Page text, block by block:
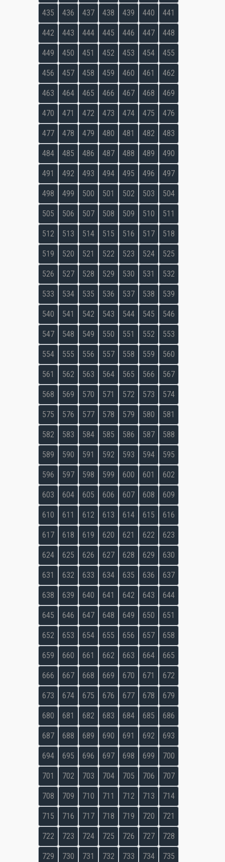
435 436 437 438 439 440 441
442 443 444 445 446 447 448
449 450 451 452 453 454 455
456 457 458 459 460 461 462
463 464 465 466 467 468 469
470 471 472 473 474 475 476
477 478 479 480 481 482 483
484 485 486 487 488 489 490
491 492 493 494 495 496 497
498 499 500 501 502 503 504
505 506 507 508 509 510 511
512 513 514 515 516 517 518
519 520 521 522 523 524 525
526 527 528 529 530 531 532
533 534 535 536 537 538 539
540 541 542 543 544 545 546
547 548 549 550 551 552 553
554 555 556 557 558 559 560
561 562 563 564 565 566 567
568 569 570 571 572 573 574
575 576 577 578 579 580 581
582 583 584 585 586 587 588
589 590 591 592 593 594 595
596 597 598 599 600 601 602
603 604 605 606 607 608 609
610 611 612 613 614 615 616
617 618 619 620 621 622 623
624 625 626 627 628 629 630
631 632 633 634 635 636 637
638 639 640 641 642 643 644
645 646 647 648 649 650 651
652 653 654 655 656 657 658
659 660 661 662 663 664 665
666 667 668 669 670 671 672
673 674 675 676 677 678 679
680 681 682 683 684 685 686
687 688 689 690 691 692 693
694 695 696 697 698 699 700
701 702 703 704 705 706 707
708 709 710 711 712 713 714
715 716 717 718 719 720 721
722 723 724 725 726 727 728
729 730 731 732 733 734 735